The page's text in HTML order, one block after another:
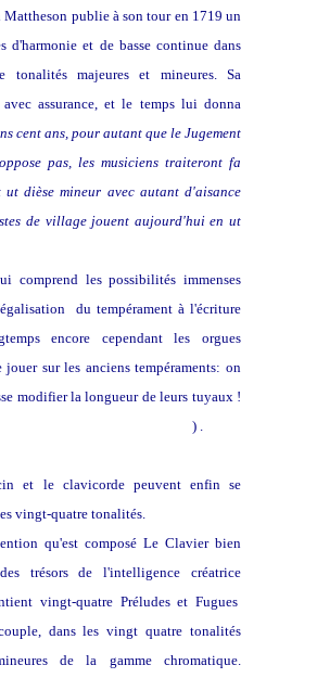
Mattheson publie à son tour en 1719 un
d'harmonie et de basse continue dans
tonalités majeures et mineures. Sa
assurance, et le temps lui donna
cent ans, pour autant que le Jugement
pas, les musiciens traiteront fa
ut dièse mineur avec autant d'aisance
de village jouent aujourd'hui en ut
comprend les possibilités immenses
du tempérament à l'écriture
encore cependant les orgues
sur les anciens tempéraments: on
modifier la longueur de leurs tuyaux !
) .
et le clavicorde peuvent enfin se
vingt-quatre tonalités.
qu'est composé Le Clavier bien
trésors de l'intelligence créatrice
vingt-quatre Préludes et Fugues
dans les vingt quatre tonalités
de la gamme chromatique.